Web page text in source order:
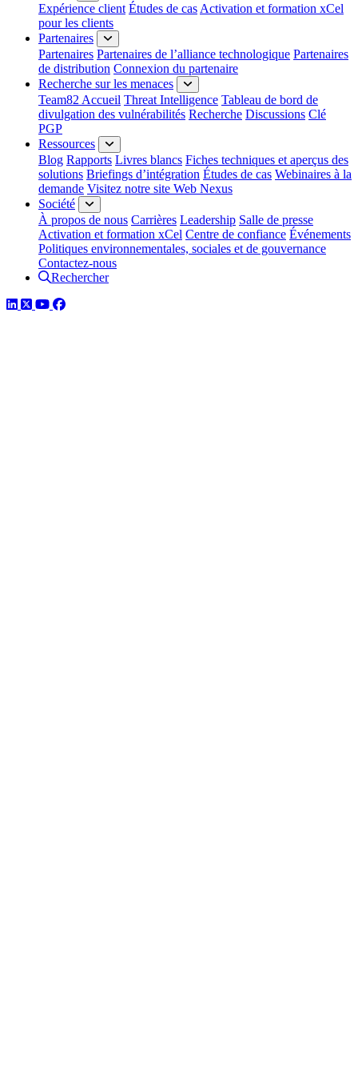
Expérience client Études de cas Activation et formation xCel
pour les clients
Partenaires
Partenaires Partenaires de l’alliance technologique Partenaires
de distribution Connexion du partenaire
Recherche sur les menaces
Team82 Accueil Threat Intelligence Tableau de bord de
divulgation des vulnérabilités Recherche Discussions Clé
PGP
Ressources
Blog Rapports Livres blancs Fiches techniques et aperçus des
solutions Briefings d’intégration Études de cas Webinaires à la
demande Visitez notre site Web Nexus
Société
À propos de nous Carrières Leadership Salle de presse
Activation et formation xCel Centre de confiance Événements
Politiques environnementales, sociales et de gouvernance
Contactez-nous
Rechercher
LinkedIn
TwitterYouTube
Facebook